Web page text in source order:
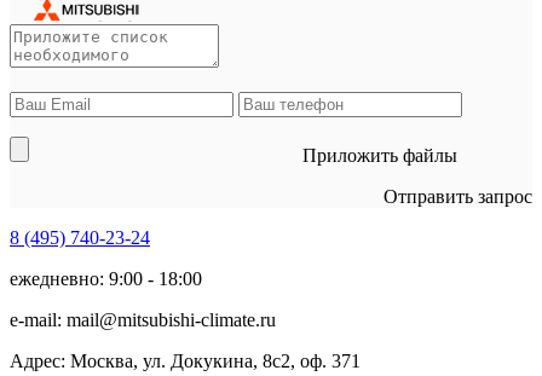
Приложить файлы
Отправить запрос
8 (495) 740-23-24
ежедневно: 9:00 - 18:00
e-mail: mail@mitsubishi-climate.ru
Адрес: Москва, ул. Докукина, 8с2, оф. 371